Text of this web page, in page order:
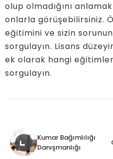
olup olmadığını
onlarla görüşebilirsiniz.
eğitimini ve sizin
sorgulayın. Lisans
ek olarak hangi
sorgulayın.
Kumar Bağımlılığı
Danışmanlığı